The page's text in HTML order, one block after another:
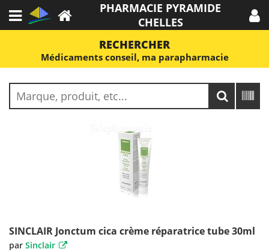
PHARMACIE PYRAMIDE
CHELLES
RECHERCHER
Médicaments conseil, ma parapharmacie
SINCLAIR Jonctum cica crème réparatrice tube 30ml
par Sinclair